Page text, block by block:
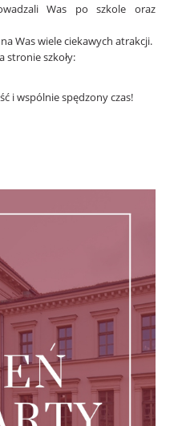
Was po szkole oraz
Was wiele ciekawych atrakcji.
stronie szkoły:
i wspólnie spędzony czas!